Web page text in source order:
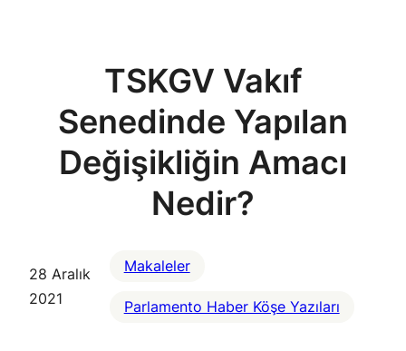
TSKGV Vakıf
Senedinde Yapılan
Değişikliğin Amacı
Nedir?
28 Aralık
2021
Makaleler
Parlamento Haber Köşe Yazıları